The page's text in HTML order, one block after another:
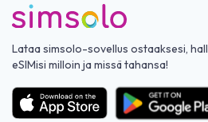
Lataa simsolo-sovellus ostaaksesi,
eSIMisi milloin ja missä tahansa!